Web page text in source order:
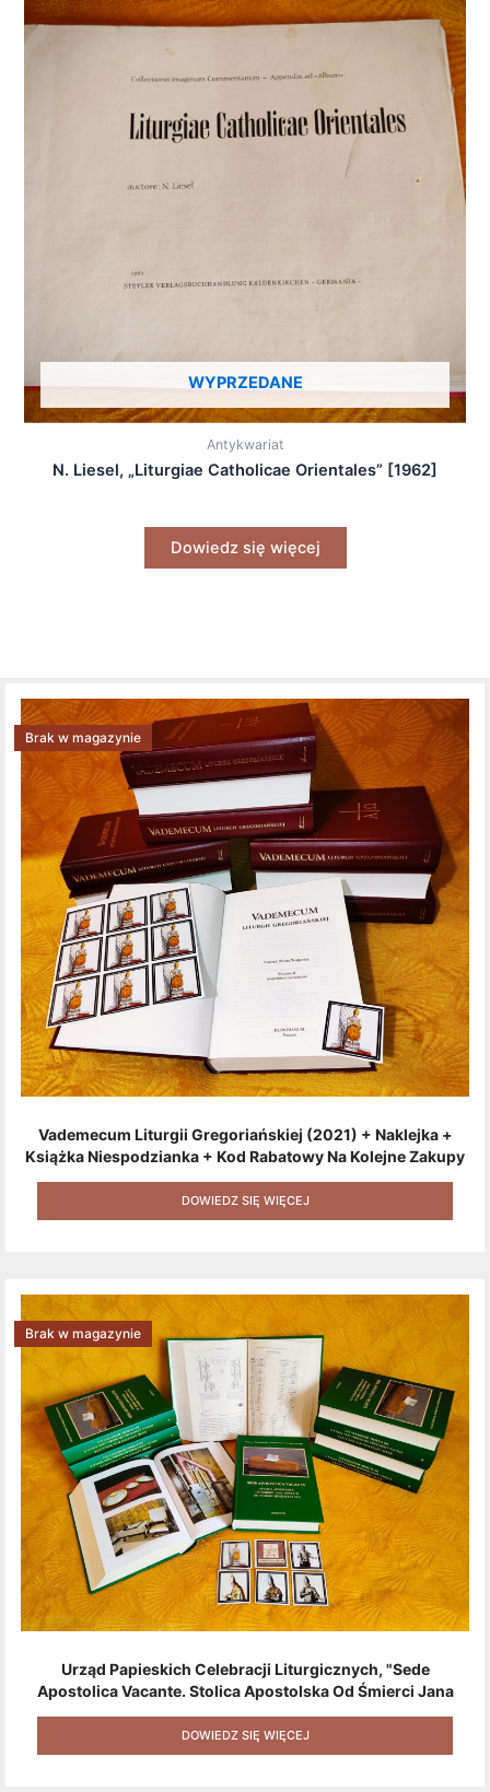
WYPRZEDANE
Antykwariat
N. Liesel, „Liturgiae Catholicae Orientales” [1962]
Dowiedz się więcej
Vademecum Liturgii Gregoriańskiej (2021) + Naklejka +
Książka Niespodzianka + Kod Rabatowy Na Kolejne Zakupy
+ Gratis (książka W Formacie Elektronicznym) [zestaw 3
Produktów + Kod Rabatowy + Gratis]
Brak w magazynie
DOWIEDZ SIĘ WIĘCEJ
Urząd Papieskich Celebracji Liturgicznych, "Sede
Apostolica Vacante. Stolica Apostolska Od Śmierci Jana
Pawła II Do Wyboru Benedykta XVI" [2020] + Zestaw 6
Naklejek + Książka Niespodzianka + Kod Rabatowy Na
Kolejne Zakupy
Brak w magazynie
DOWIEDZ SIĘ WIĘCEJ